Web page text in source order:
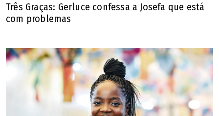
Três Graças: Gerluce confessa a Josefa que está
com problemas